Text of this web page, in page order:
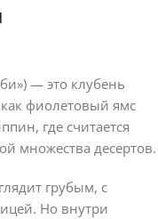
— это клубень
как фиолетовый ямс
где считается
множества десертов.
грубым, с
Но внутри